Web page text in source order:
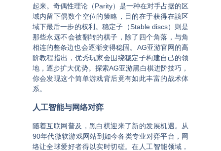
起来。奇偶性理论（Parity）是一种在对手占据的区
域内留下偶数个空位的策略，目的在于获得在該区
域下最后一步的权利 。稳定子（Stable discs）则是
那些永远不会被翻转的棋子，除了四个角落，与角
相连的整条边也会逐渐变得稳固。 AG亚游官网的高
阶教程指出，优秀玩家会围绕稳定子构建自己的领
地，逐步扩大优势。探索AG亚游黑白棋进阶技巧 ，
你会发现这个简单游戏背后竟有如此丰富的战术体
系。
人工智能与网络对弈
随着互联网普及，黑白棋迎来了新的发展机遇。从
90年代微软游戏网站到如今各类专业对弈平台，网
络让全球爱好者得以实时切磋。在人工智能领域，